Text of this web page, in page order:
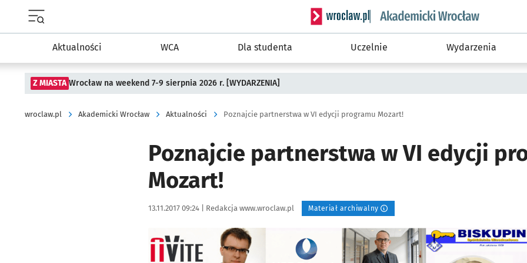
Menu główne portalu wroclaw.pl
Serwis informacyjny wroclaw.pl podserwis:
Aktualności WCA Dla studenta Uczelnie Wydarzenia
Z MIASTA Wrocław na weekend 7-9 sierpnia 2026 r. [WYDARZENIA]
wroclaw.pl Akademicki Wrocław Aktualności Poznajcie partnerstwa w VI edycji programu Mozart!
Poznajcie partnerstwa w VI edycji
Mozart!
Data publikacji:
13.11.2017 09:24 | Autor:
Redakcja www.wroclaw.pl Materiał archiwalny
Kliknij, aby powiększyć